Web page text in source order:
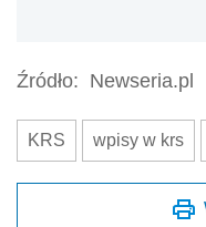
Źródło: Newseria.pl
KRS wpisy w krs